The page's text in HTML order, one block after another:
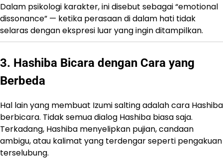
Dalam psikologi karakter, ini disebut sebagai “emotional
dissonance” — ketika perasaan di dalam hati tidak
selaras dengan ekspresi luar yang ingin ditampilkan.
3. Hashiba Bicara dengan Cara yang
Berbeda
Hal lain yang membuat Izumi salting adalah cara Hashiba
berbicara. Tidak semua dialog Hashiba biasa saja.
Terkadang, Hashiba menyelipkan pujian, candaan
ambigu, atau kalimat yang terdengar seperti pengakuan
terselubung.